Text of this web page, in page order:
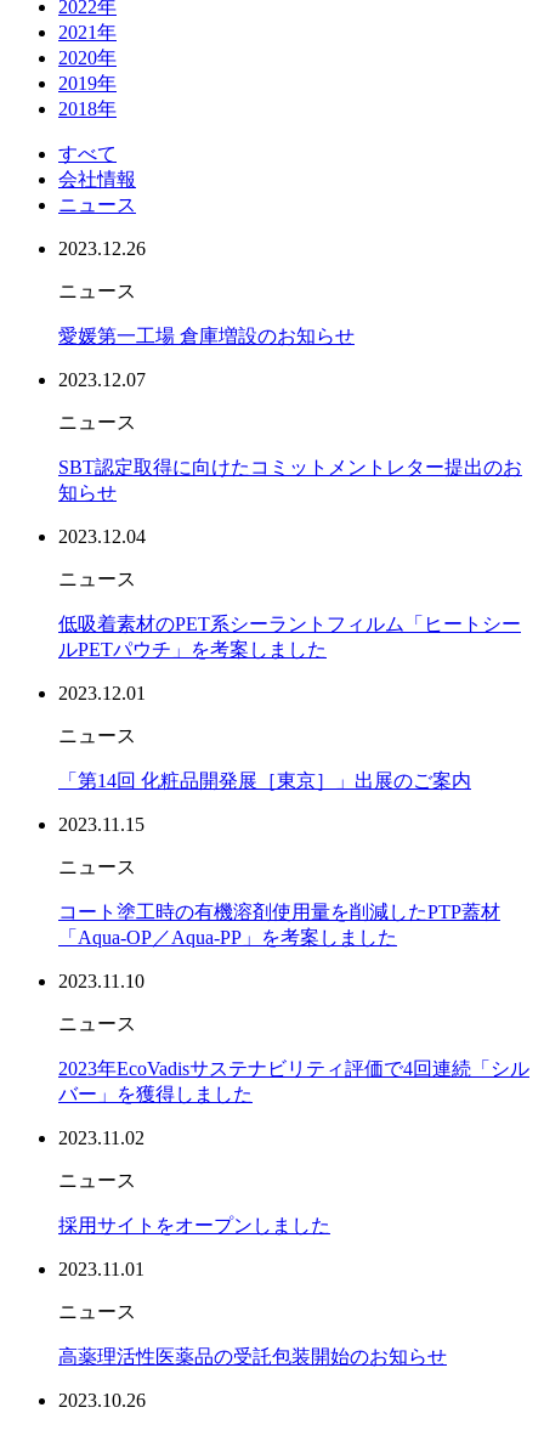
2022年
2021年
2020年
2019年
2018年
すべて
会社情報
ニュース
2023.12.26
ニュース
愛媛第一工場 倉庫増設のお知らせ
2023.12.07
ニュース
SBT認定取得に向けたコミットメントレター提出のお
知らせ
2023.12.04
ニュース
低吸着素材のPET系シーラントフィルム「ヒートシー
ルPETパウチ」を考案しました
2023.12.01
ニュース
「第14回 化粧品開発展［東京］」出展のご案内
2023.11.15
ニュース
コート塗工時の有機溶剤使用量を削減したPTP蓋材
「Aqua-OP／Aqua-PP」を考案しました
2023.11.10
ニュース
2023年EcoVadisサステナビリティ評価で4回連続「シル
バー」を獲得しました
2023.11.02
ニュース
採用サイトをオープンしました
2023.11.01
ニュース
高薬理活性医薬品の受託包装開始のお知らせ
2023.10.26